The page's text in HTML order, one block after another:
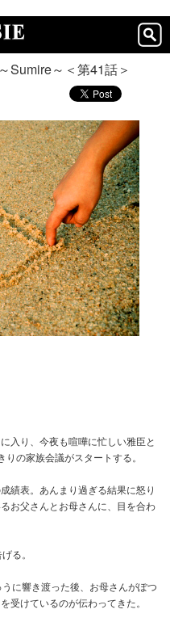
Sumire～＜第41話＞
入り、今夜も喧嘩に忙しい雅臣と
の家族会議がスタートする。
績表。あんまり過ぎる結果に怒り
お父さんとお母さんに、目を合わ
る。
に響き渡った後、お母さんがぽつ
受けているのが伝わってきた。